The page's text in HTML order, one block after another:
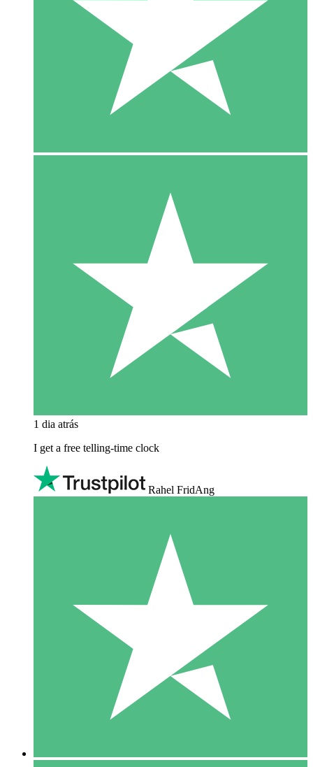
1 dia atrás
I get a free telling-time clock
Rahel FridAng